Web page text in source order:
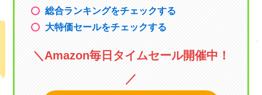
総合ランキングをチェックする
大特価セールをチェックする
＼ Amazon毎日タイムセール開催中！
／